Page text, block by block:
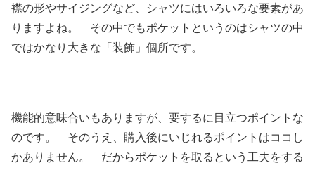
襟の形やサイジングなど、シャツにはいろいろな要素があ
りますよね。 その中でもポケットというのはシャツの中
ではかなり大きな「装飾」個所です。
機能的意味合いもありますが、要するに目立つポイントな
のです。 そのうえ、購入後にいじれるポイントはココし
かありません。 だからポケットを取るという工夫をする